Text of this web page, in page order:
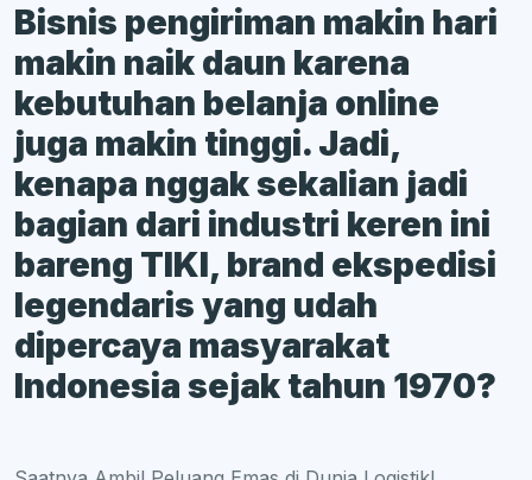
Bisnis pengiriman makin hari
makin naik daun karena
kebutuhan belanja online
juga makin tinggi. Jadi,
kenapa nggak sekalian jadi
bagian dari industri keren ini
bareng TIKI, brand ekspedisi
legendaris yang udah
dipercaya masyarakat
Indonesia sejak tahun 1970?